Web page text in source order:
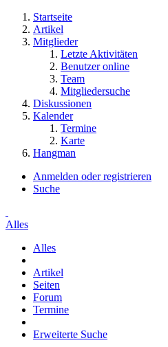
Startseite
Artikel
Mitglieder
Letzte Aktivitäten
Benutzer online
Team
Mitgliedersuche
Diskussionen
Kalender
Termine
Karte
Hangman
Anmelden oder registrieren
Suche
Alles
Alles
Artikel
Seiten
Forum
Termine
Erweiterte Suche